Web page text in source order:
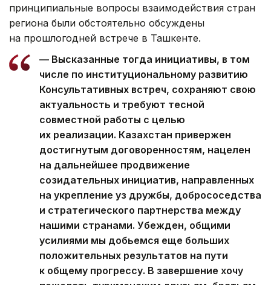
принципиальные вопросы взаимодействия стран
региона были обстоятельно обсуждены
на прошлогодней встрече в Ташкенте.
— Высказанные тогда инициативы, в том
числе по институциональному развитию
Консультативных встреч, сохраняют свою
актуальность и требуют тесной
совместной работы с целью
их реализации. Казахстан привержен
достигнутым договоренностям, нацелен
на дальнейшее продвижение
созидательных инициатив, направленных
на укрепление уз дружбы, добрососедства
и стратегического партнерства между
нашими странами. Убежден, общими
усилиями мы добьемся еще больших
положительных результатов на пути
к общему прогрессу. В завершение хочу